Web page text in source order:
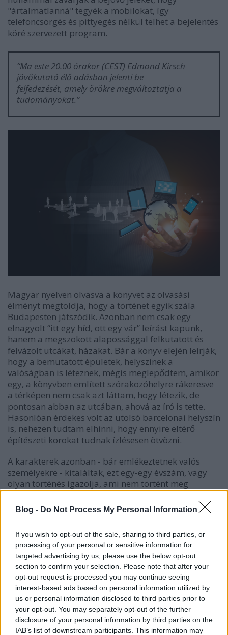
Blog - Do Not Process My Personal Information
If you wish to opt-out of the sale, sharing to third parties, or
processing of your personal or sensitive information for
targeted advertising by us, please use the below opt-out
section to confirm your selection. Please note that after your
opt-out request is processed you may continue seeing
interest-based ads based on personal information utilized by
us or personal information disclosed to third parties prior to
your opt-out. You may separately opt-out of the further
disclosure of your personal information by third parties on the
IAB’s list of downstream participants. This information may
"ártalmatlanná" tegyék a mobilokat, így
telefoncsörgés és pittyegés nélkül telhet a bejelentés
köré szervezett program.
“Ma este 20.00 órakor (CEST) Edmond Kirsch
jövőkutató élő adásban jelenti be
felfedezését, amely örökre megváltoztatja a
tudományokat.”
Magyar nyelven olvasva a könyvet az olvasási
élményt megtoldja, hogy a történet egyik szála
Budapesten játszódik. Azonban nem csak egy
elnagyolt “itt egy híd, ott egy vár” leírást kapunk,
hanem a megszokott alapossággal felkutatott és
felvázolt utcákat, házakat. Bár a könyv elején leírják,
hogy a bemutatott épületek, helyszínek a
valóságban is léteznek, mégis meglepődtem, amikor
egy, a könyvben említett szórakozóhelyre rákeresve
a térképen nem csak azt láttam, hogy létezik, de
pontosan abban az utcában, ahová az író is tette.
Hasonlóan érdekes volt az utolsó barcelonai helyszín
is, nehezen tudtam elhinni, hogy ennyire eltérő
építészeti korokat tudnak ízlésesen ötvözni.
A karakterek azonban - bár emlékeztetnek valós
személyekre - kitaláltak, ezt egy-egy évszám, vagy
olyan történés igazolja, ami nem történt meg
napjainkig és jelen állás szerint nem is történhet
meg. A történet pontos idejét nem tudjuk meg,
nagyjából 2005-2017 között bármikor játszódhat,
nyomozásra.
Gyakori a spanyol eredetiben hagyott mondatok
szerepeltetése, ez azonban csak ritkán akasztja meg
az olvasást. A fontosabb mondatokat természetesen
lefordították, de többször belefutottam olyan
szavakba, amik magyarul is hasonlóan hangzanak,
így fordítás nélkül is érthető, mit is takar az a pár
betű.